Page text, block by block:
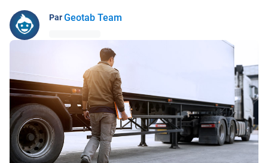
ParGeotab Team